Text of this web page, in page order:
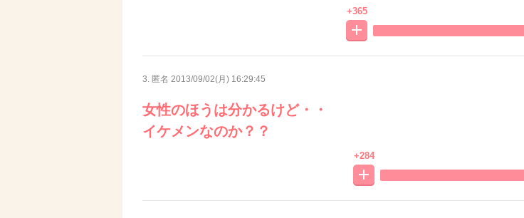
+365
3. 匿名 2013/09/02(月) 16:29:45
女性のほうは分かるけど・・
イケメンなのか？？
+284